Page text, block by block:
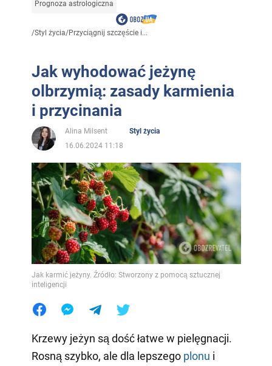
Prognoza astrologiczna
/Styl życia/Przyciągnij szczęście i...
Jak wyhodować jeżynę
olbrzymią: zasady karmienia
i przycinania
Alina Milsent
Styl życia
16.06.2024 11:18
Jak karmić jeżyny. Źródło: Stworzony z pomocą sztucznej
inteligencji
Krzewy jeżyn są dość łatwe w pielęgnacji.
Rosną szybko, ale dla lepszego plonu i